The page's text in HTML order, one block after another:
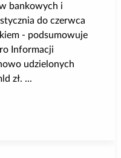
bankowych i
do czerwca
- podsumowuje
Informacji
udzielonych
zł. ...
2026 r. pod znakiem